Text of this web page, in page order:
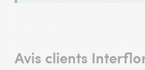
Avis clients